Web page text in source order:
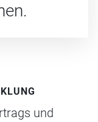
und